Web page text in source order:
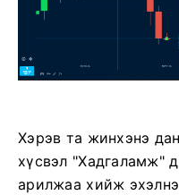
Хэрэв та жинхэнэ
хүсвэл "Хадгаламж"
​​арилжаа хийж